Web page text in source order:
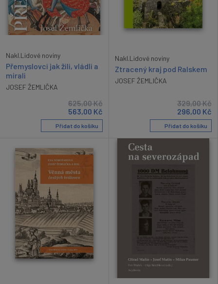
Nakl.Lidové noviny
Přemyslovci jak žili, vládli a
mírali
JOSEF ŽEMLIČKA
625,00Kč
563,00 Kč
Přidat do košíku
Nakl.Lidové noviny
Ztracený kraj pod Ralskem
JOSEF ŽEMLIČKA
329,00Kč
296,00 Kč
Přidat do košíku